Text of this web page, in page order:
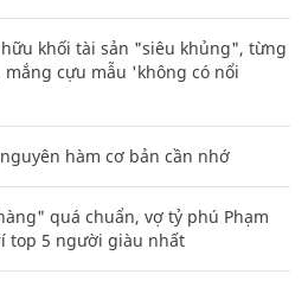
khối tài sản "siêu khủng", từng
cựu mẫu 'không có nổi
hàm cơ bản cần nhớ
quá chuẩn, vợ tỷ phú Phạm
top 5 người giàu nhất